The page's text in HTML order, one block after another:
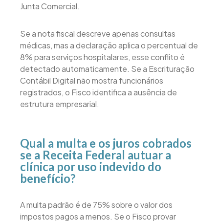
Junta Comercial.
Se a nota fiscal descreve apenas consultas
médicas, mas a declaração aplica o percentual de
8% para serviços hospitalares, esse conflito é
detectado automaticamente. Se a Escrituração
Contábil Digital não mostra funcionários
registrados, o Fisco identifica a ausência de
estrutura empresarial.
Qual a multa e os juros cobrados
se a Receita Federal autuar a
clínica por uso indevido do
benefício?
A multa padrão é de 75% sobre o valor dos
impostos pagos a menos. Se o Fisco provar